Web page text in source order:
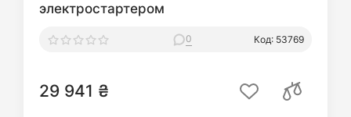
электростартером
0 Код: 53769
29 941 ₴